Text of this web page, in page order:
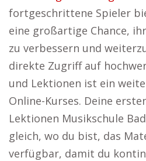
fortgeschrittene Spieler
eine großartige Chance,
zu verbessern und
direkte Zugriff auf
und Lektionen ist ein
Online-Kurses. Deine
Lektionen Musikschule
gleich, wo du bist, das
verfügbar, damit du